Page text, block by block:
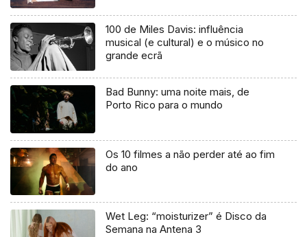
100 de Miles Davis: influência
musical (e cultural) e o músico no
grande ecrã
Bad Bunny: uma noite mais, de
Porto Rico para o mundo
Os 10 filmes a não perder até ao fim
do ano
Wet Leg: “moisturizer” é Disco da
Semana na Antena 3